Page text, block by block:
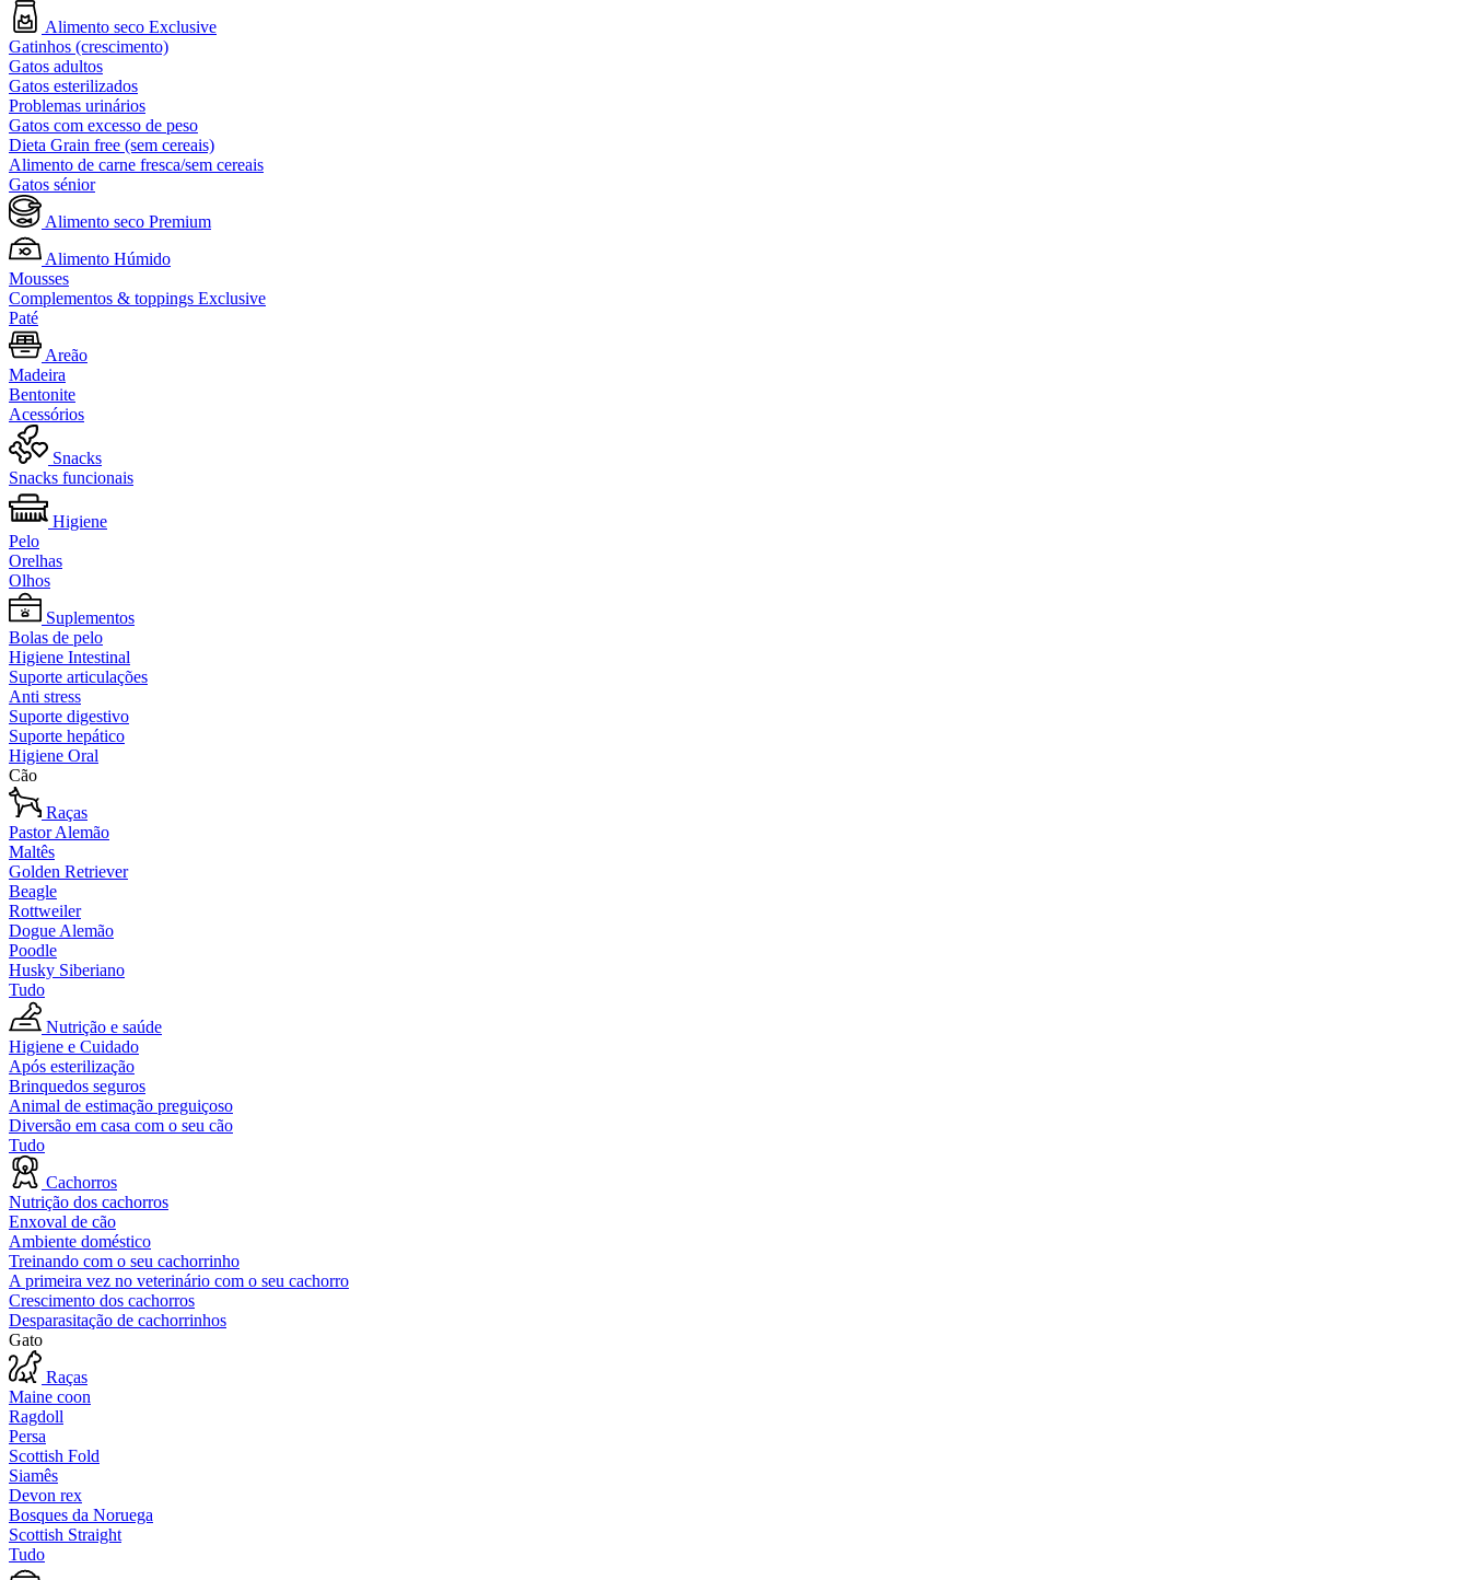
Alimento seco Exclusive
Gatinhos (crescimento)
Gatos adultos
Gatos esterilizados
Problemas urinários
Gatos com excesso de peso
Dieta Grain free (sem cereais)
Alimento de carne fresca/sem cereais
Gatos sénior
Alimento seco Premium
Alimento Húmido
Mousses
Complementos & toppings Exclusive
Paté
Areão
Madeira
Bentonite
Acessórios
Snacks
Snacks funcionais
Higiene
Pelo
Orelhas
Olhos
Suplementos
Bolas de pelo
Higiene Intestinal
Suporte articulações
Anti stress
Suporte digestivo
Suporte hepático
Higiene Oral
Cão
Raças
Pastor Alemão
Maltês
Golden Retriever
Beagle
Rottweiler
Dogue Alemão
Poodle
Husky Siberiano
Tudo
Nutrição e saúde
Higiene e Cuidado
Após esterilização
Brinquedos seguros
Animal de estimação preguiçoso
Diversão em casa com o seu cão
Tudo
Cachorros
Nutrição dos cachorros
Enxoval de cão
Ambiente doméstico
Treinando com o seu cachorrinho
A primeira vez no veterinário com o seu cachorro
Crescimento dos cachorros
Desparasitação de cachorrinhos
Gato
Raças
Maine coon
Ragdoll
Persa
Scottish Fold
Siamês
Devon rex
Bosques da Noruega
Scottish Straight
Tudo